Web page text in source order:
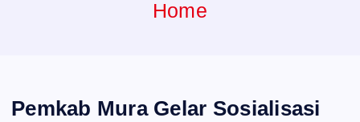
Home
Pemkab Mura Gelar Sosialisasi